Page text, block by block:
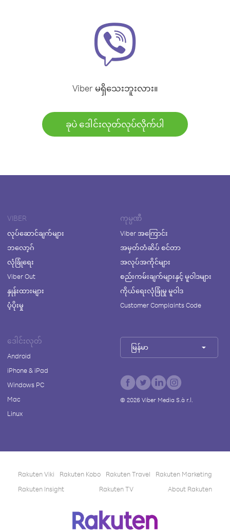
Viber မရှိသေးဘူးလား။
ခုပဲ ဒေါင်းလုတ်လုပ်လိုက်ပါ
VIBER
လုပ်ဆောင်ချက်များ
ဘလော့ဂ်
လုံခြုံရေး
Viber Out
နှုန်းထားများ
ပံ့ပိုးမှု
ကုမ္ပဏီ
Viber အကြောင်း
အမှတ်တံဆိပ် စင်တာ
အလုပ်အကိုင်များ
စည်းကမ်းချက်များနှင့် မူဝါဒများ
ကိုယ်ရေးလုံခြုံမှု မူဝါဒ
Customer Complaints Code
ဒေါင်းလုတ်
Android
iPhone & iPad
Windows PC
Mac
Linux
မြန်မာ
© 2026Viber Media S.à r.l.
Rakuten Viki Rakuten Kobo Rakuten Travel
Rakuten Marketing
Rakuten Insight
Rakuten TV About Rakuten